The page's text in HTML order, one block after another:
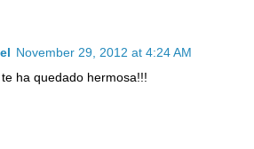
November 29, 2012 at 4:24 AM
ha quedado hermosa!!!